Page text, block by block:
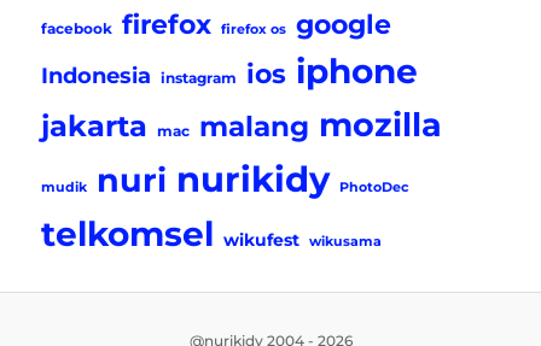
facebook firefox firefox os google
Indonesia instagram ios iphone
jakarta mac malang mozilla
mudik nuri nurikidy PhotoDec
telkomsel wikufest wikusama
@nurikidy 2004 - 2026